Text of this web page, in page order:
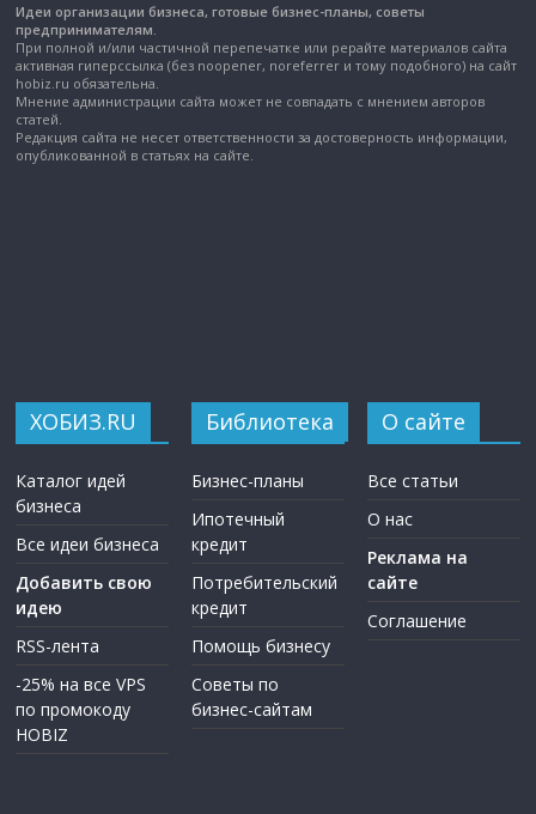
Идеи организации бизнеса, готовые бизнес-планы, советы
предпринимателям.
При полной и/или частичной перепечатке или рерайте материалов сайта
активная гиперссылка (без noopener, noreferrer и тому подобного) на сайт
hobiz.ru обязательна.
Мнение администрации сайта может не совпадать с мнением авторов
статей.
Редакция сайта не несет ответственности за достоверность информации,
опубликованной в статьях на сайте.
ХОБИЗ.RU
Каталог идей
бизнеса
Все идеи бизнеса
Добавить свою
идею
RSS-лента
-25% на все VPS
по промокоду
HOBIZ
Библиотека
Бизнес-планы
Ипотечный
кредит
Потребительский
кредит
Помощь бизнесу
Советы по
бизнес-сайтам
О сайте
Все статьи
О нас
Реклама на
сайте
Соглашение